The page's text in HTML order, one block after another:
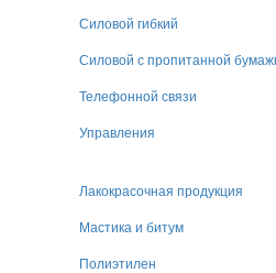
Силовой гибкий
Силовой с пропитанной
Телефонной связи
Управления
Лакокрасочная продукция
Мастика и битум
Полиэтилен